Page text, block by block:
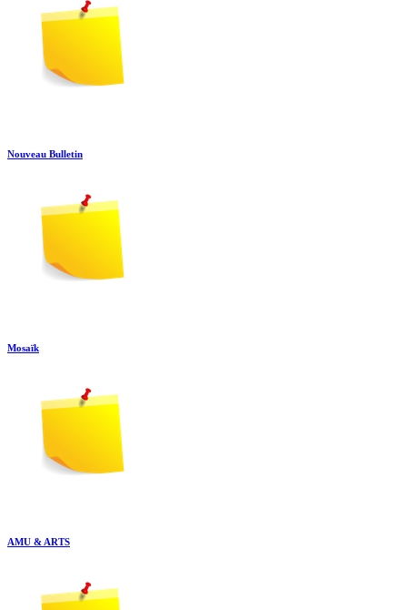
Nouveau Bulletin
Mosaïk
AMU & ARTS